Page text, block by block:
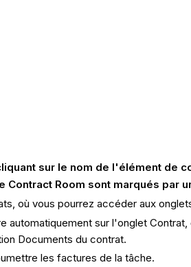
sur le nom de l'élément de
Contract Room sont marqués par
où vous pourrez accéder aux
automatiquement sur l'onglet
Documents du contrat.
les factures de la tâche.